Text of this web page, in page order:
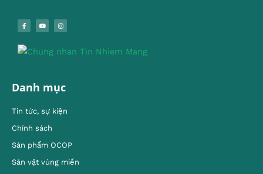
Danh mục
Tin tức, sự kiện
Chính sách
Sản phẩm OCOP
Sản vật vùng miền